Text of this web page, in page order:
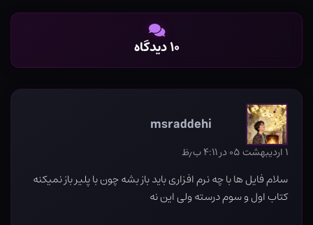
۱۰ دیدگاه
msraddehi
۱ اردیبهشت ۰۵ در ۴:۱۱ ب٫ظ
سلام فایل ها با چه نرم افزاری باید باز بشه چون با پلیر باز نمیکنه
کتاب اول و سوم درسته ولی این نه